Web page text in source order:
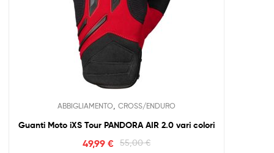
ABBIGLIAMENTO CROSS/ENDURO
Guanti Moto iXS Tour PANDORA AIR 2.0 vari colori
55,00€
49,99€